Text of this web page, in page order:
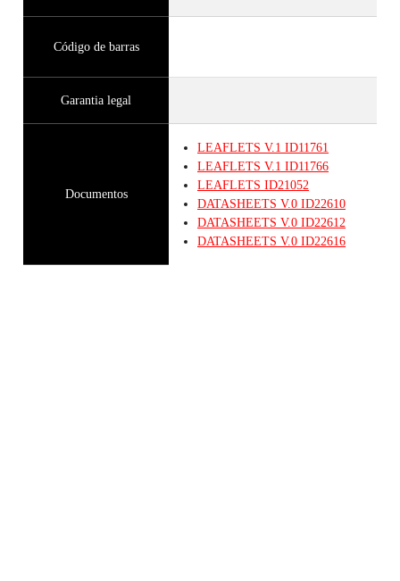
Código de barras
Garantia legal
Documentos
LEAFLETS V.1 ID11761
LEAFLETS V.1 ID11766
LEAFLETS ID21052
DATASHEETS V.0 ID22610
DATASHEETS V.0 ID22612
DATASHEETS V.0 ID22616